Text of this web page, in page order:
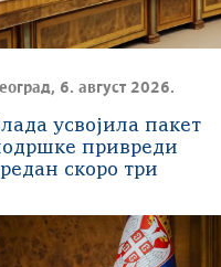
6. август 2026.
усвојила пакет
привреди
скоро три